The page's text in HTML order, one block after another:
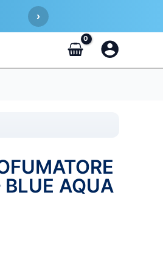
›
BLUE AQUA